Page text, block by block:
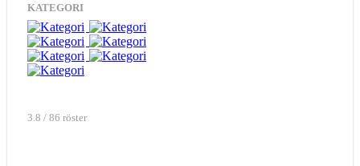
KATEGORI
3.8 / 86 röster